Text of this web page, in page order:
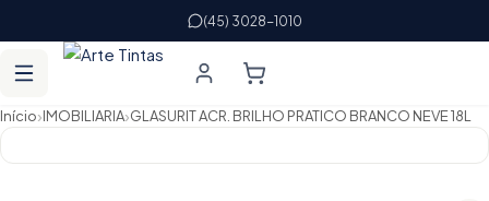
(45) 3028-1010
Início›IMOBILIARIA›GLASURIT ACR. BRILHO PRATICO BRANCO NEVE 18L